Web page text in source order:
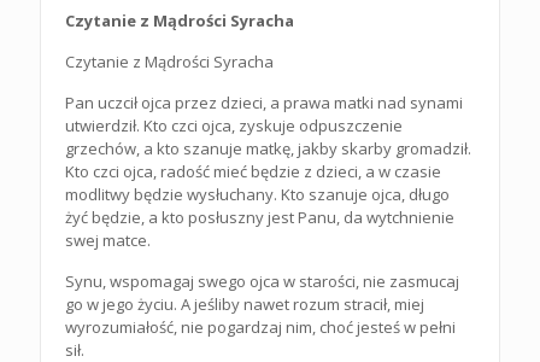
Czytanie z Mądrości Syracha
Czytanie z Mądrości Syracha
Pan uczcił ojca przez dzieci, a prawa matki nad synami
utwierdził. Kto czci ojca, zyskuje odpuszczenie
grzechów, a kto szanuje matkę, jakby skarby gromadził.
Kto czci ojca, radość mieć będzie z dzieci, a w czasie
modlitwy będzie wysłuchany. Kto szanuje ojca, długo
żyć będzie, a kto posłuszny jest Panu, da wytchnienie
swej matce.
Synu, wspomagaj swego ojca w starości, nie zasmucaj
go w jego życiu. A jeśliby nawet rozum stracił, miej
wyrozumiałość, nie pogardzaj nim, choć jesteś w pełni
sił.